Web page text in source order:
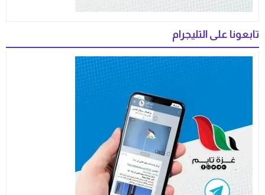
تابعونا على التليجرام